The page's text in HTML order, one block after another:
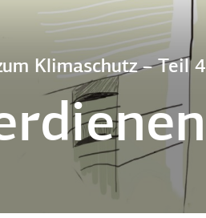
Klimaschutz – Teil 4